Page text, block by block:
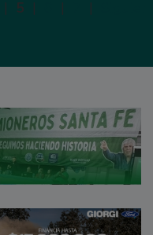
| 5 | | |